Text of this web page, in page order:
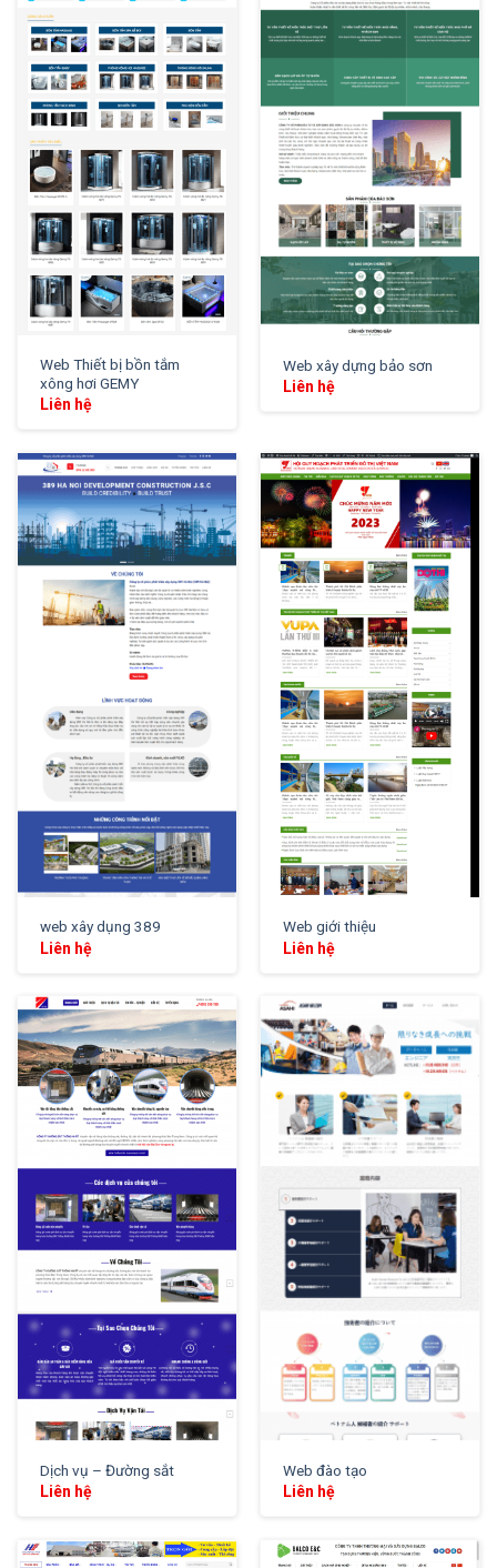
Web Thiết bị bồn tắm
xông hơi GEMY
Liên hệ
XEM THỬ
Web xây dựng bảo sơn
Liên hệ
XEM THỬ
web xây dụng 389
Liên hệ
XEM THỬ
Web giới thiệu
Liên hệ
XEM THỬ
Dịch vụ – Đường sắt
Liên hệ
XEM THỬ
Web đào tạo
Liên hệ
XEM THỬ